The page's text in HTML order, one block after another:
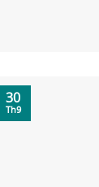
30
Th9